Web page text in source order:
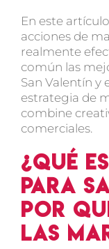
En este
acciones de
realmente
común las
San Valentín y
estrategia de
combine
comerciales.
¿Qué
para
por
las